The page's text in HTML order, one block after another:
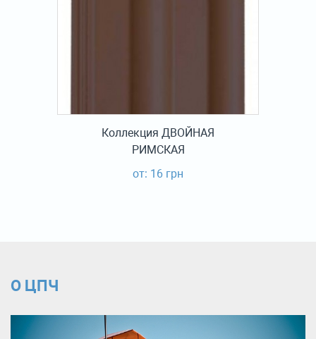
Коллекция ДВОЙНАЯ
РИМСКАЯ
от: 16 грн
О ЦПЧ